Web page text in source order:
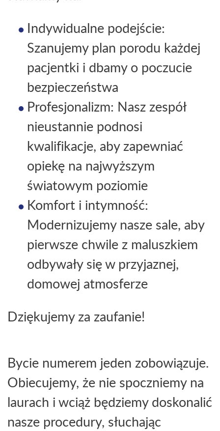
Indywidualne podejście:
Szanujemy plan porodu każdej
pacjentki i dbamy o poczucie
bezpieczeństwa
Profesjonalizm: Nasz zespół
nieustannie podnosi
kwalifikacje, aby zapewniać
opiekę na najwyższym
światowym poziomie
Komfort i intymność:
Modernizujemy nasze sale, aby
pierwsze chwile z maluszkiem
odbywały się w przyjaznej,
domowej atmosferze
Dziękujemy za zaufanie!
Bycie numerem jeden zobowiązuje.
Obiecujemy, że nie spoczniemy na
laurach i wciąż będziemy doskonalić
nasze procedury, słuchając